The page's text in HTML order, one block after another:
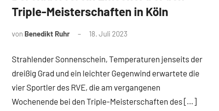
Triple-Meisterschaften in Köln
von Benedikt Ruhr 18. Juli 2023
Strahlender Sonnenschein, Temperaturen jenseits der
dreißig Grad und ein leichter Gegenwind erwartete die
vier Sportler des RVE, die am vergangenen
Wochenende bei den Triple-Meisterschaften des […]